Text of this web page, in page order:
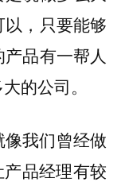
，只要能够
品有一帮人
的公司。
我们曾经做
品经理有较